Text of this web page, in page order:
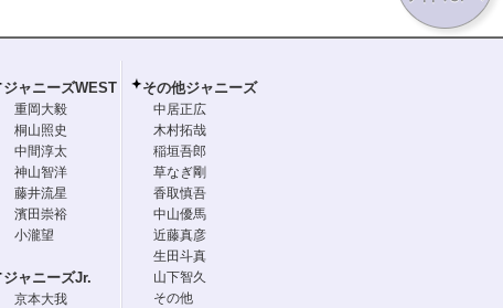
ジャニーズWEST
重岡大毅
桐山照史
中間淳太
神山智洋
藤井流星
濱田崇裕
小瀧望
ジャニーズJr.
京本大我
その他ジャニーズ
中居正広
木村拓哉
稲垣吾郎
草なぎ剛
香取慎吾
中山優馬
近藤真彦
生田斗真
山下智久
その他